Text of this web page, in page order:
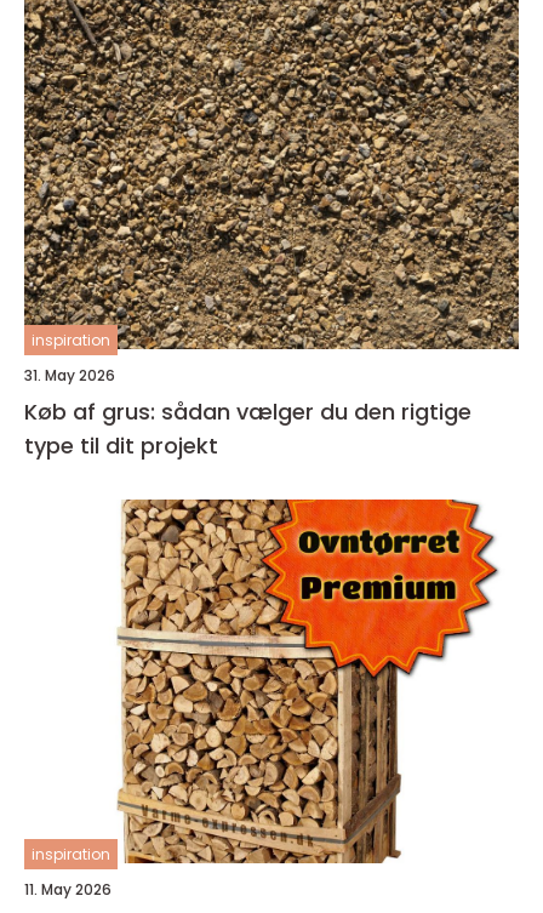
inspiration
31. May 2026
Køb af grus: sådan vælger du den rigtige
type til dit projekt
inspiration
11. May 2026